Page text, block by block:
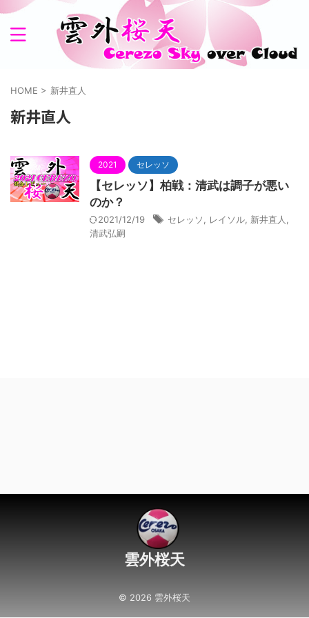
HOME > 新井直人
新井直人
2021 セレッソ
【セレッソ】柏戦：清武は調子が悪い
のか？
2021/12/19 セレッソ レイソル 新井直人
清武弘嗣
雲外桜天
© 2026 雲外桜天